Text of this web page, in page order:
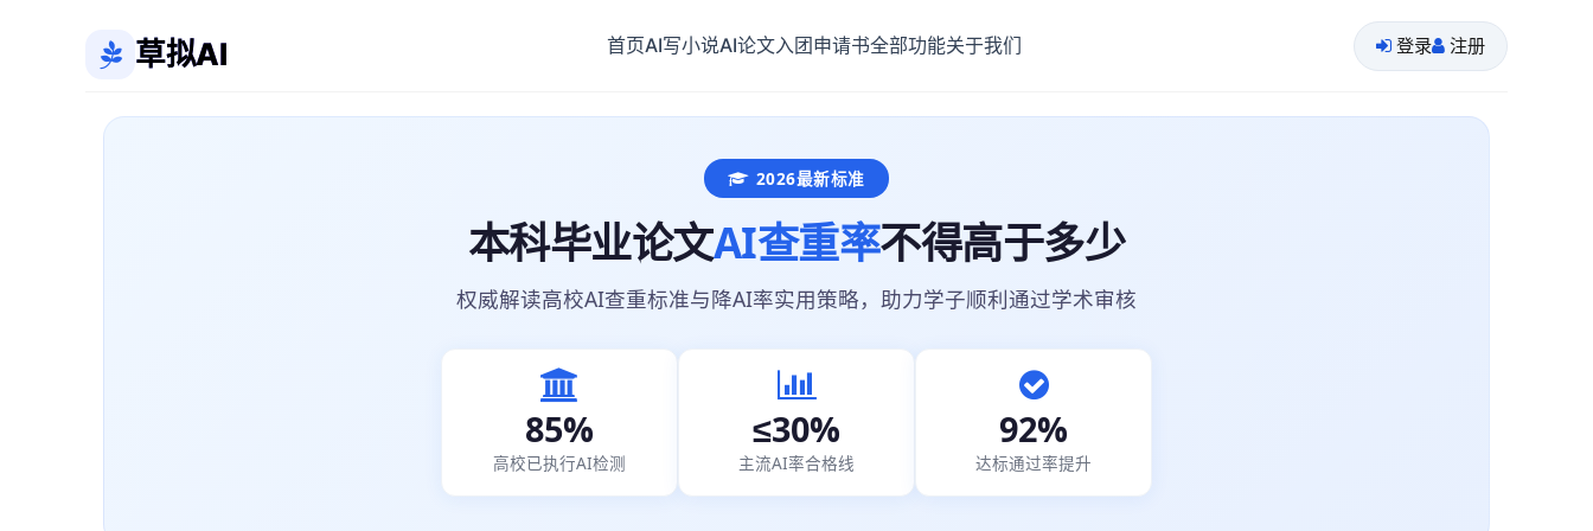
草拟AI 首页AI写小说AI论文入团申请书全部功能关于我们 登录 注册
2026最新标准
本科毕业论文AI查重率不得高于多少
权威解读高校AI查重标准与降AI率实用策略，助力学子顺利通过学术审核
85%
高校已执行AI检测
≤30%
主流AI率合格线
92%
达标通过率提升